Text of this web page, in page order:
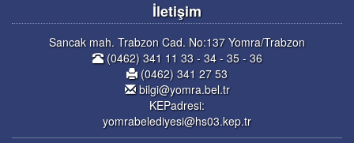
İletişim
Sancak mah. Trabzon Cad. No:137 Yomra/Trabzon
(0462) 341 11 33 - 34 - 35 - 36
(0462) 341 27 53
bilgi@yomra.bel.tr
KEPadresi:
yomrabelediyesi@hs03.kep.tr